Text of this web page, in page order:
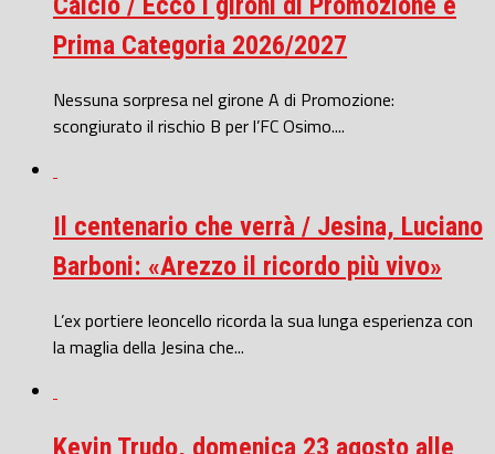
Prima Categoria 2026/2027
Nessuna sorpresa nel girone A di Promozione:
scongiurato il rischio B per l’FC Osimo....
Il centenario che verrà / Jesina, Luciano
Barboni: «Arezzo il ricordo più vivo»
L’ex portiere leoncello ricorda la sua lunga esperienza con
la maglia della Jesina che...
Kevin Trudo, domenica 23 agosto alle